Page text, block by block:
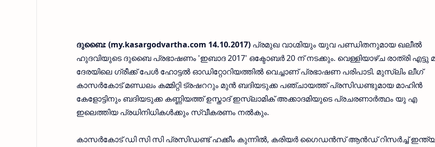
ദുബൈ: (my.kasargodvartha.com 14.10.2017) പ്രമുഖ വാഗ്മിയും യുവ പണ്ഡിതനുമായ ഖലീല്‍
ഹുദവിയുടെ ദുബൈ പ്രഭാഷണം 'ഇബാദ 2017' ഒക്ടോബര്‍ 20 ന് നടക്കും. വെള്ളിയാഴ്ച രാത്രി
ദേരയിലെ ഗ്രീക്ക് പേള്‍ ഹോട്ടല്‍ ഓഡിറ്റോറിയത്തില്‍ വെച്ചാണ് പ്രഭാഷണ പരിപാടി. മുസ്ലിം ലീഗ്
കാസര്‍കോട് മണ്ഡലം കമ്മിറ്റി ട്രഷററും മുന്‍ ബദിയടുക്ക പഞ്ചായത്ത് പ്രസിഡണ്ടുമായ മാഹിന്‍
കേളോട്ടിനും ബദിയടുക്ക കണ്ണിയത്ത് ഉസ്താദ് ഇസ്ലാമിക് അക്കാദമിയുടെ പ്രചരണാര്‍ത്ഥം യു എ
ഇലെത്തിയ പ്രധിനിധികള്‍ക്കും സ്വീകരണം നല്‍കും.
കാസര്‍കോട് ഡി സി സി പ്രസിഡണ്ട് ഹക്കീം കുന്നില്‍, കരിയര്‍ ഗൈഡന്‍സ് ആന്‍ഡ് റിസര്‍ച്ച്